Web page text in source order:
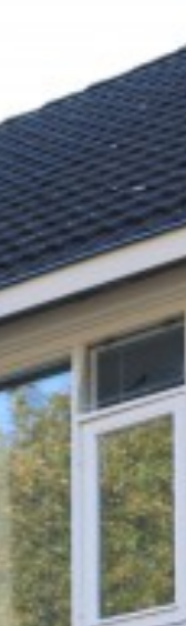
werken, veel
te kunnen inplannen
tijd een kop koffie
zeer attent. De
dan ook geen